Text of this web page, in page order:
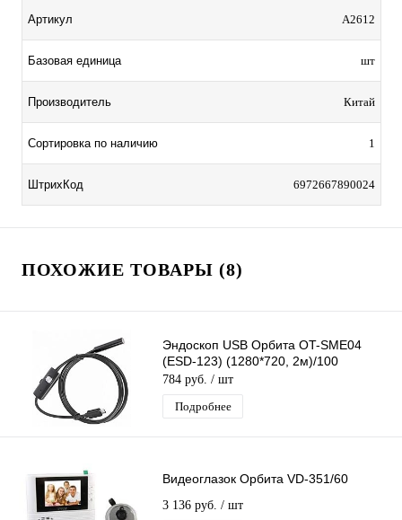
Артикул A2612
Базовая единица шт
Производитель Китай
Сортировка по наличию 1
ШтрихКод 6972667890024
ПОХОЖИЕ ТОВАРЫ (8)
Эндоскоп USB Орбита OT-SME04
(ESD-123) (1280*720, 2м)/100
784 руб. / шт
Подробнее
Видеоглазок Орбита VD-351/60
3 136 руб. / шт